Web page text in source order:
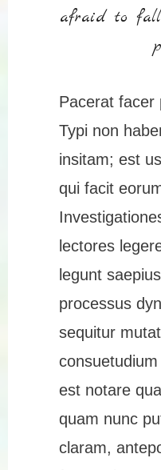
afraid to fall
Pacerat facer
Typi non
insitam; est
qui facit
lectores
legunt
processus
sequitur
est notare
quam nunc
claram,